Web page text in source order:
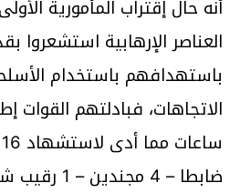
أنه حال إقتراب المأمورية
العناصر الإرهابية استشعروا
باستهدافهم باستخدام
الاتجاهات، فبادلتهم القوات
ضابطا – 4